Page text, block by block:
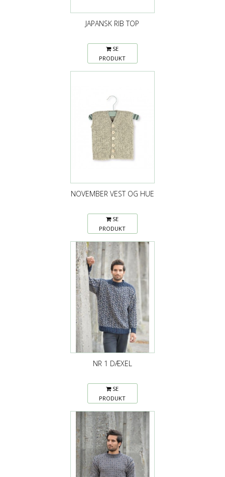
JAPANSK RIB TOP
SE
PRODUKT
NOVEMBER VEST OG HUE
SE
PRODUKT
NR 1 DÆXEL
SE
PRODUKT